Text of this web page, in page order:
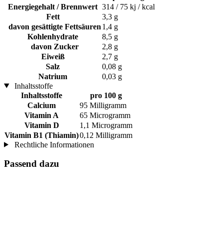
Energiegehalt / Brennwert 314 / 75 kj / kcal
Fett
3,3 g
davon gesättigte Fettsäuren 1,4 g
Kohlenhydrate
8,5 g
davon Zucker
2,8 g
Eiweiß
2,7 g
Salz
0,08 g
Natrium
0,03 g
Inhaltsstoffe
Inhaltsstoffe
pro 100 g
Calcium
95 Milligramm
Vitamin A
65 Microgramm
Vitamin D
1,1 Microgramm
Vitamin B1 (Thiamin)0,12 Milligramm
Rechtliche Informationen
Passend dazu